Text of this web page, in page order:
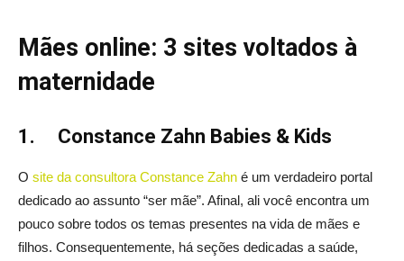
Mães online: 3 sites voltados à
maternidade
1. Constance Zahn Babies & Kids
O site da consultora Constance Zahn é um verdadeiro portal
dedicado ao assunto “ser mãe”. Afinal, ali você encontra um
pouco sobre todos os temas presentes na vida de mães e
filhos. Consequentemente, há seções dedicadas a saúde,